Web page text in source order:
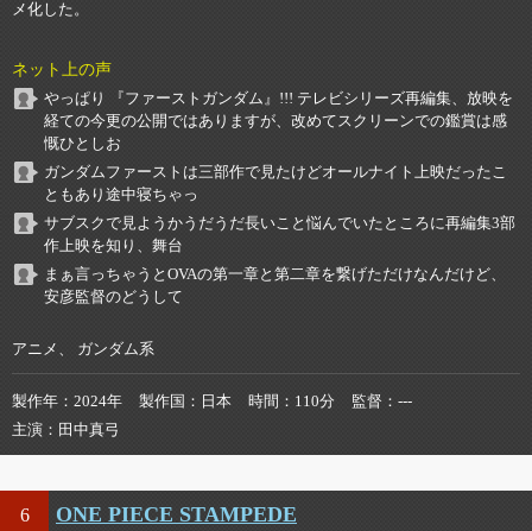
メ化した。
ネット上の声
やっぱり 『ファーストガンダム』!!! テレビシリーズ再編集、放映を
経ての今更の公開ではありますが、改めてスクリーンでの鑑賞は感
慨ひとしお
ガンダムファーストは三部作で見たけどオールナイト上映だったこ
ともあり途中寝ちゃっ
サブスクで見ようかうだうだ長いこと悩んでいたところに再編集3部
作上映を知り、舞台
まぁ言っちゃうとOVAの第一章と第二章を繋げただけなんだけど、
安彦監督のどうして
アニメ、 ガンダム系
製作年 2024年 製作国 日本 時間 110分 監督
---
主演
田中真弓
6 ONE PIECE STAMPEDE